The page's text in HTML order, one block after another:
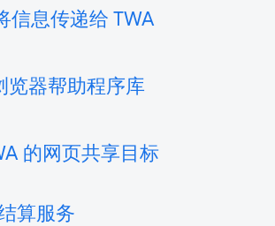
信息传递给 TWA
览器帮助程序库
的网页共享目标
算服务